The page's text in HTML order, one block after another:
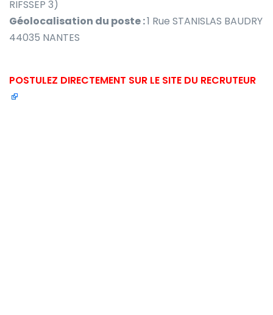
RIFSSEP 3)
Géolocalisation du poste :1 Rue STANISLAS BAUDRY
44035 NANTES
POSTULEZ DIRECTEMENT SUR LE SITE DU RECRUTEUR